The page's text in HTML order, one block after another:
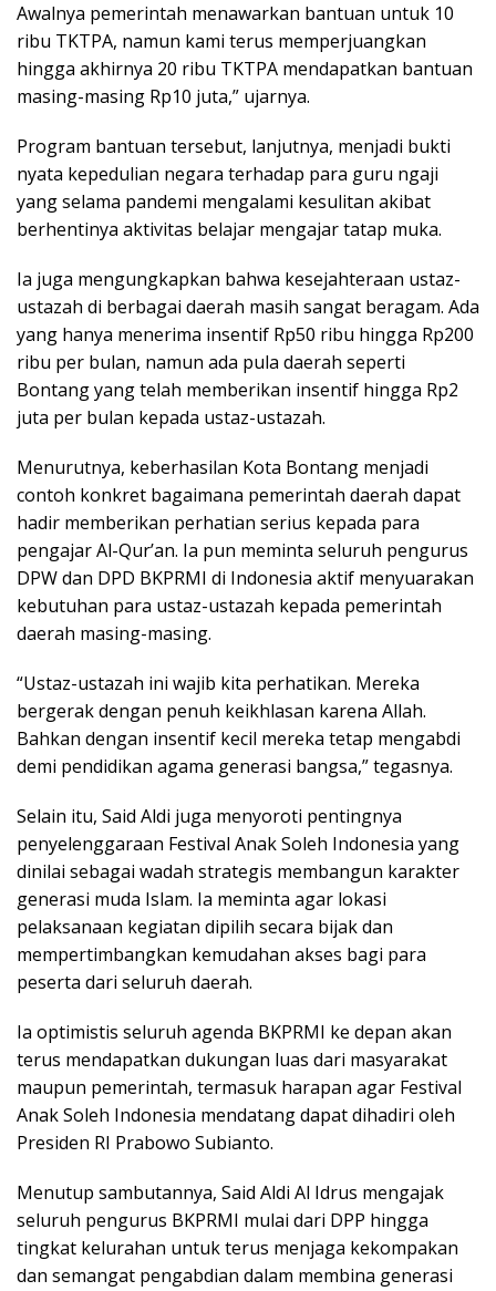
Awalnya pemerintah menawarkan bantuan untuk 10
ribu TKTPA, namun kami terus memperjuangkan
hingga akhirnya 20 ribu TKTPA mendapatkan bantuan
masing-masing Rp10 juta,” ujarnya.
Program bantuan tersebut, lanjutnya, menjadi bukti
nyata kepedulian negara terhadap para guru ngaji
yang selama pandemi mengalami kesulitan akibat
berhentinya aktivitas belajar mengajar tatap muka.
Ia juga mengungkapkan bahwa kesejahteraan ustaz-
ustazah di berbagai daerah masih sangat beragam. Ada
yang hanya menerima insentif Rp50 ribu hingga Rp200
ribu per bulan, namun ada pula daerah seperti
Bontang yang telah memberikan insentif hingga Rp2
juta per bulan kepada ustaz-ustazah.
Menurutnya, keberhasilan Kota Bontang menjadi
contoh konkret bagaimana pemerintah daerah dapat
hadir memberikan perhatian serius kepada para
pengajar Al-Qur’an. Ia pun meminta seluruh pengurus
DPW dan DPD BKPRMI di Indonesia aktif menyuarakan
kebutuhan para ustaz-ustazah kepada pemerintah
daerah masing-masing.
“Ustaz-ustazah ini wajib kita perhatikan. Mereka
bergerak dengan penuh keikhlasan karena Allah.
Bahkan dengan insentif kecil mereka tetap mengabdi
demi pendidikan agama generasi bangsa,” tegasnya.
Selain itu, Said Aldi juga menyoroti pentingnya
penyelenggaraan Festival Anak Soleh Indonesia yang
dinilai sebagai wadah strategis membangun karakter
generasi muda Islam. Ia meminta agar lokasi
pelaksanaan kegiatan dipilih secara bijak dan
mempertimbangkan kemudahan akses bagi para
peserta dari seluruh daerah.
Ia optimistis seluruh agenda BKPRMI ke depan akan
terus mendapatkan dukungan luas dari masyarakat
maupun pemerintah, termasuk harapan agar Festival
Anak Soleh Indonesia mendatang dapat dihadiri oleh
Presiden RI Prabowo Subianto.
Menutup sambutannya, Said Aldi Al Idrus mengajak
seluruh pengurus BKPRMI mulai dari DPP hingga
tingkat kelurahan untuk terus menjaga kekompakan
dan semangat pengabdian dalam membina generasi